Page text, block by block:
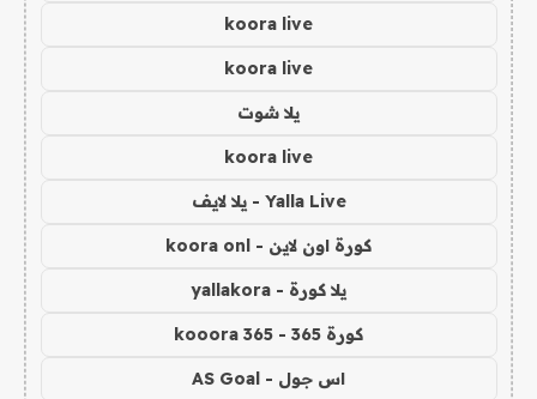
koora live
koora live
يلا شوت
koora live
Yalla Live - يلا لايف
كورة اون لاين - koora onl
يلا كورة - yallakora
كورة 365 - kooora 365
اس جول - AS Goal